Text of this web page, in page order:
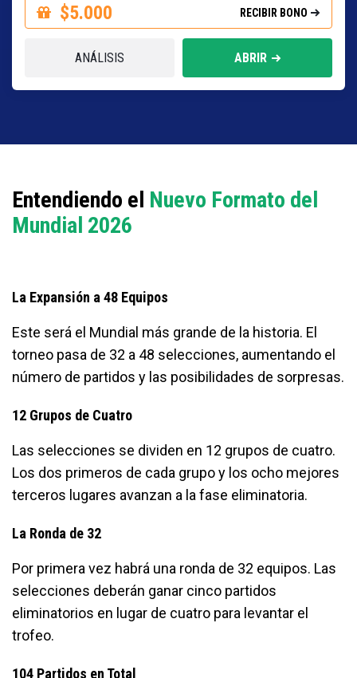
$5.000 RECIBIR BONO
ANÁLISIS ABRIR
Entendiendo el Nuevo Formato del
Mundial 2026
La Expansión a 48 Equipos
Este será el Mundial más grande de la historia. El
torneo pasa de 32 a 48 selecciones, aumentando el
número de partidos y las posibilidades de sorpresas.
12 Grupos de Cuatro
Las selecciones se dividen en 12 grupos de cuatro.
Los dos primeros de cada grupo y los ocho mejores
terceros lugares avanzan a la fase eliminatoria.
La Ronda de 32
Por primera vez habrá una ronda de 32 equipos. Las
selecciones deberán ganar cinco partidos
eliminatorios en lugar de cuatro para levantar el
trofeo.
104 Partidos en Total